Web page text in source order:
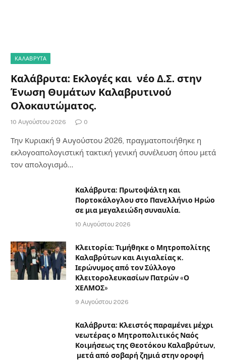
ΚΑΛΆΒΡΥΤΑ
Καλάβρυτα: Εκλογές και νέο Δ.Σ. στην
Ένωση Θυμάτων Καλαβρυτινού
Ολοκαυτώματος.
10 Αυγούστου 2026 0
Την Κυριακή 9 Αυγούστου 2026, πραγματοποιήθηκε η
εκλογοαπολογιστική τακτική γενική συνέλευση όπου μετά
τον απολογισμό…
Καλάβρυτα: Πρωτοψάλτη και
Πορτοκάλογλου στο Πανελλήνιο Ηρώο
σε μια μεγαλειώδη συναυλία.
10 Αυγούστου 2026
Κλειτορία: Τιμήθηκε ο Μητροπολίτης
Καλαβρύτων και Αιγιαλείας κ.
Ιερώνυμος από τον Σύλλογο
Κλειτορολευκασίων Πατρών «Ο
ΧΕΛΜΟΣ»
9 Αυγούστου 2026
Καλάβρυτα: Κλειστός παραμένει μέχρι
νεωτέρας ο Μητροπολιτικός Ναός
Κοιμήσεως της Θεοτόκου Καλαβρύτων,
μετά από σοβαρή ζημιά στην οροφή